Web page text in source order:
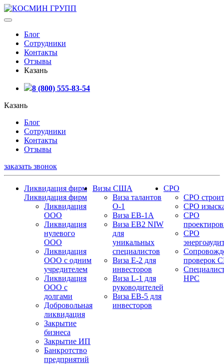
Блог
Сотрудники
Контакты
Отзывы
Казань
8 (800) 555-83-54
Казань
Блог
Сотрудники
Контакты
Отзывы
заказать звонок
Ликвидация фирм
Ликвидация фирм
Ликвидация
ООО
Ликвидация
нулевого
ООО
Ликвидация
ООО с одним
учредителем
Ликвидация
ООО с
долгами
Добровольная
ликвидация
Закрытие
бизнеса
Закрытие ИП
Банкротство
предприятий
Визы США
Виза талантов
О-1
Виза EB-1A
Виза EB2 NIW
для
уникальных
специалистов
Виза E-2 для
инвесторов
Виза L-1 для
руководителей
Виза EB-5 для
инвесторов
СРО
СРО
СРО
СРО
СРО
проверок
НРС